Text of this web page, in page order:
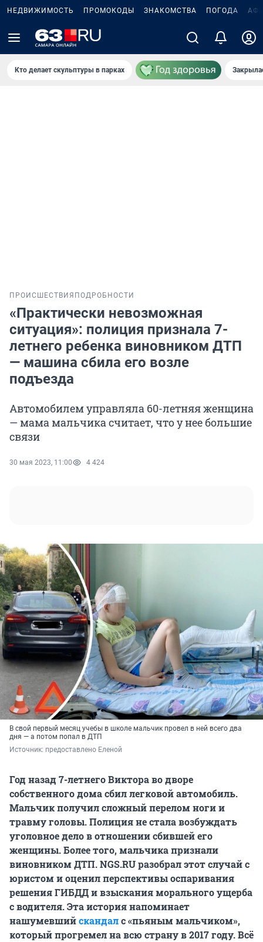
НЕДВИЖИМОСТЬ ПРОМОКОДЫ ЗНАКОМСТВА ПОГОДА
Кто делает скульптуры в парках
ПРОИСШЕСТВИЯ ПОДРОБНОСТИ
«Практически невозможная
ситуация»: полиция признала 7-
летнего ребенка виновником ДТП
— машина сбила его возле
подъезда
Автомобилем управляла 60-летняя женщина
— мама мальчика считает, что у нее большие
связи
30 мая 2023, 11:00 4 424
В свой первый месяц учебы в школе мальчик провел в ней всего два
дня — а потом попал в ДТП
Источник: предоставлено Еленой
Год назад 7-летнего Виктора во дворе
собственного дома сбил легковой автомобиль.
Мальчик получил сложный перелом ноги и
травму головы. Полиция не стала возбуждать
уголовное дело в отношении сбившей его
женщины. Более того, мальчика признали
виновником ДТП. NGS.RU разобрал этот случай с
юристом и оценил перспективы оспаривания
решения ГИБДД и взыскания морального ущерба
с водителя. Эта история напоминает
нашумевшийскандалс «пьяным мальчиком»,
который прогремел на всю страну в 2017 году. Всё